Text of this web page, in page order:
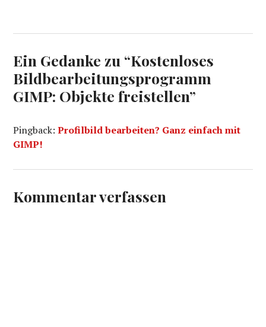
Ein Gedanke zu “Kostenloses
Bildbearbeitungsprogramm
GIMP: Objekte freistellen”
Pingback:Profilbild bearbeiten? Ganz einfach mit
GIMP!
Kommentar verfassen